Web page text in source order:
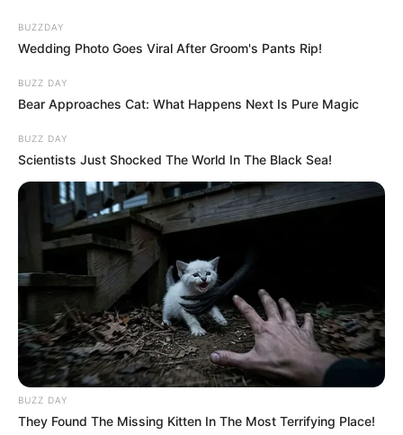
BUZZDAY
Wedding Photo Goes Viral After Groom's Pants Rip!
BUZZ DAY
Bear Approaches Cat: What Happens Next Is Pure Magic
BUZZ DAY
Scientists Just Shocked The World In The Black Sea!
BUZZ DAY
They Found The Missing Kitten In The Most Terrifying Place!